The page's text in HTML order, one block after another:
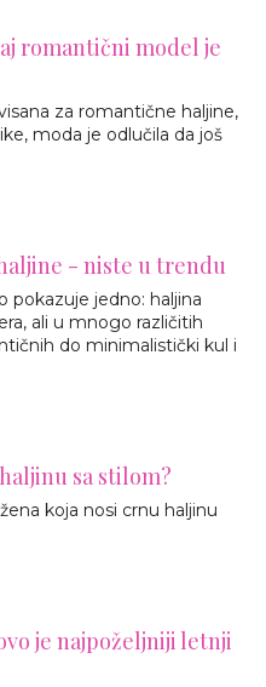
romantični model je
za romantične haljine,
moda je odlučila da još
- niste u trendu
pokazuje jedno: haljina
ali u mnogo različitih
do minimalistički kul i
sa stilom?
koja nosi crnu haljinu
je najpoželjniji letnji